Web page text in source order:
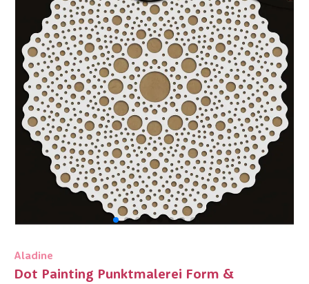
Aladine
Dot Painting Punktmalerei Form &